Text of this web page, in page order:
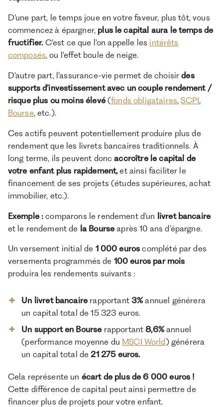
D’une part, le temps joue en votre faveur, plus tôt, vous
commencez à épargner, plus le capital aura le temps de
fructifier. C’est ce que l'on appelle les intérêts
composés, ou l'effet boule de neige.
D’autre part, l’assurance-vie permet de choisir des
supports d’investissement avec un couple rendement /
risque plus ou moins élevé (fonds obligataires,SCPI,
Bourse, etc.).
Ces actifs peuvent potentiellement produire plus de
rendement que les livrets bancaires traditionnels. À
long terme, ils peuvent donc accroître le capital de
votre enfant plus rapidement,et ainsi faciliter le
financement de ses projets (études supérieures, achat
immobilier, etc.).
Exemple :comparons le rendement d’un livret bancaire
et le rendement de la Bourseaprès 10 ans d’épargne.
Un versement initial de 1 000 euros complété par des
versements programmés de 100 euros par mois
produira les rendements suivants :
Un livret bancaire rapportant 3% annuel générera
un capital total de 15 323 euros.
Un support en Bourse rapportant8,6%annuel
(performance moyenne du MSCI World) générera
un capital total de 21 275 euros.
Cela représente un écart de plus de 6 000 euros !
Cette différence de capital peut ainsi permettre de
financer plus de projets pour votre enfant.